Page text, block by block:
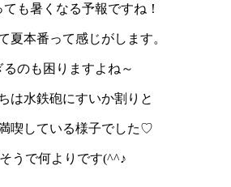
も暑くなる予報ですね！
夏本番って感じがします。
るのも困りますよね～
は水鉄砲にすいか割りと
喫している様子でした♡
うで何よりです(^^♪